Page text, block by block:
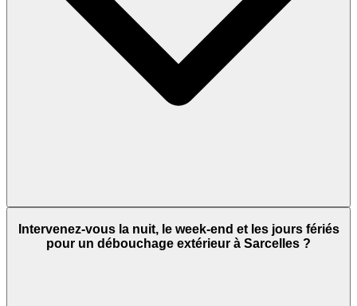
Intervenez-vous la nuit, le week-end et les jours fériés
pour un débouchage extérieur à Sarcelles ?